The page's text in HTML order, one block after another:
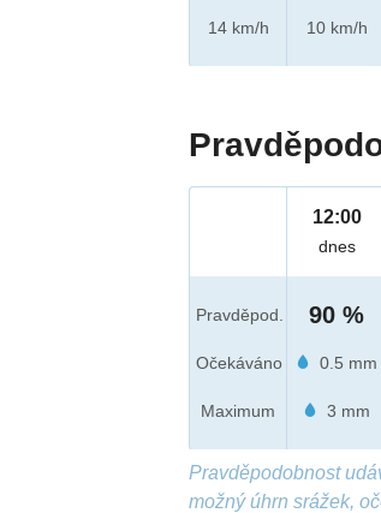
14 km/h
10 km/h
Pravděpod.
Očekáváno
Maximum
12:00
dnes
90 %
0.5 mm
3 mm
Pravděpodobnost
možný úhrn srážek,